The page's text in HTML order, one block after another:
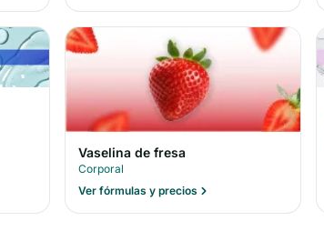
Vaselina de fresa
Corporal
Ver fórmulas y precios